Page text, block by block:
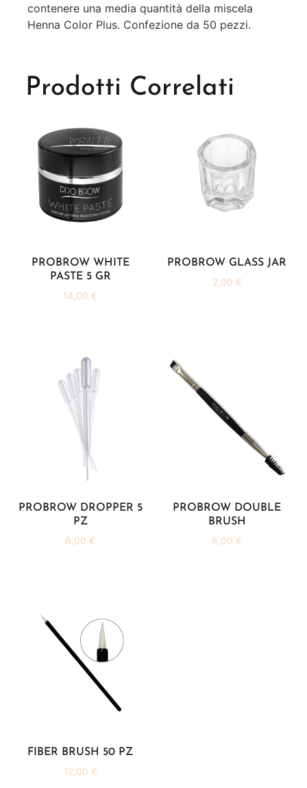
contenere una media quantità della miscela
Henna Color Plus. Confezione da 50 pezzi.
Prodotti Correlati
PROBROW WHITE
PASTE 5 GR
14,00 €
PROBROW GLASS JAR
2,00 €
PROBROW DROPPER 5
PZ
6,00 €
PROBROW DOUBLE
BRUSH
6,00 €
FIBER BRUSH 50 PZ
12,00 €